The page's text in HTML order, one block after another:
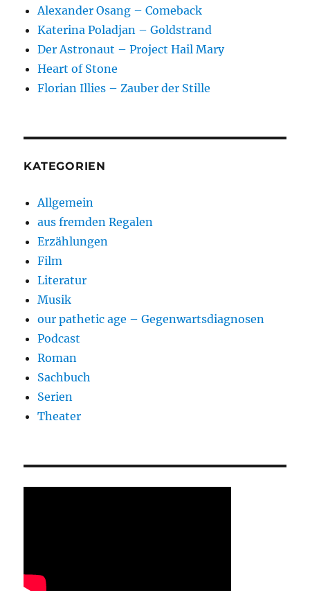
Alexander Osang – Comeback
Katerina Poladjan – Goldstrand
Der Astronaut – Project Hail Mary
Heart of Stone
Florian Illies – Zauber der Stille
KATEGORIEN
Allgemein
aus fremden Regalen
Erzählungen
Film
Literatur
Musik
our pathetic age – Gegenwartsdiagnosen
Podcast
Roman
Sachbuch
Serien
Theater